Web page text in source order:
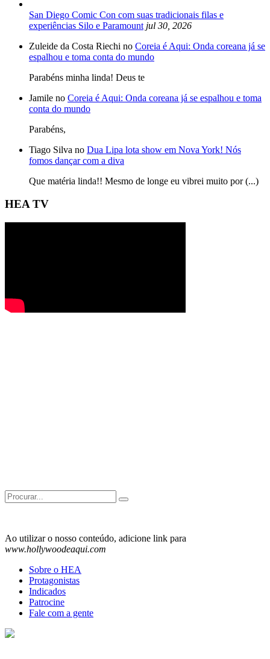
San Diego Comic Con com suas tradicionais filas e
experiências Silo e Paramount jul 30, 2026
Zuleide da Costa Riechi no Coreia é Aqui: Onda coreana já se
espalhou e toma conta do mundo
Parabéns minha linda! Deus te
Jamile no Coreia é Aqui: Onda coreana já se espalhou e toma
conta do mundo
Parabéns,
Tiago Silva no Dua Lipa lota show em Nova York! Nós
fomos dançar com a diva
Que matéria linda!! Mesmo de longe eu vibrei muito por (...)
HEA TV
Search
for:
Ao utilizar o nosso conteúdo, adicione link para
www.hollywoodeaqui.com
Sobre o HEA
Protagonistas
Indicados
Patrocine
Fale com a gente